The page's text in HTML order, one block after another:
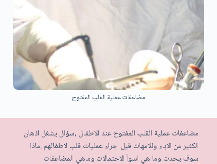
مضاعفات عملية القلب المفتوح
مضاعفات عملية القلب المفتوح عند الاطفال ,سؤال يشغل اذهان
الكثير من الاباء والامهات قيل اجراء عمليات قلب لاطفالهم .ماذا
سوف يحدث وما هي اسوأ الاحتمالات وماهي المضاعفات